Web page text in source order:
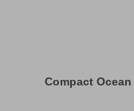
Compact